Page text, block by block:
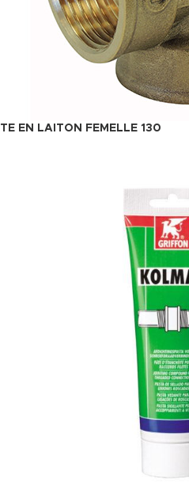
TE EN LAITON FEMELLE 130